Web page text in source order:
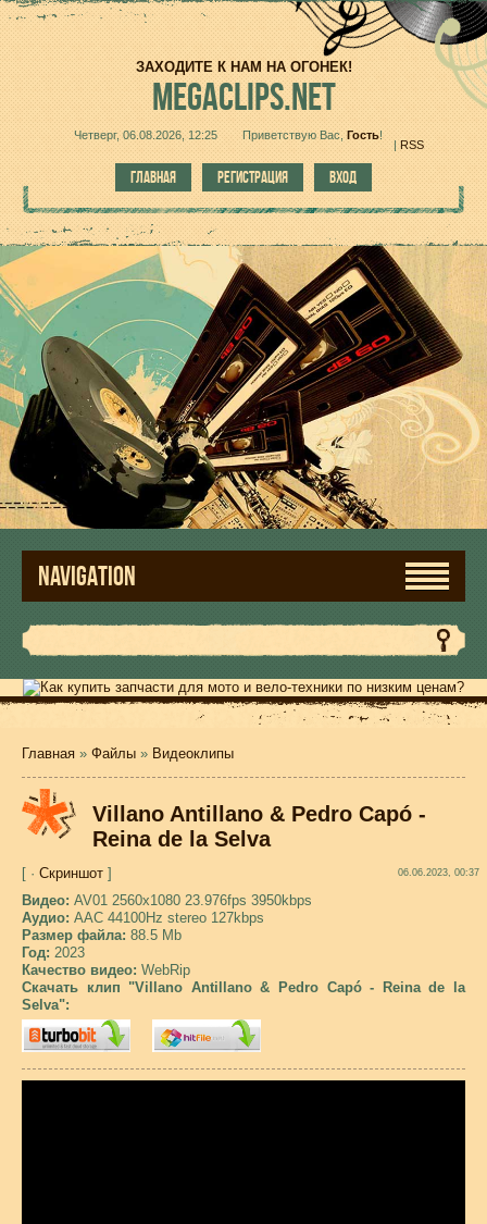
ЗАХОДИТЕ К НАМ НА ОГОНЕК!
MEGACLIPS.NET
Четверг, 06.08.2026, 12:25 Приветствую Вас Гость!
|RSS
ГЛАВНАЯ РЕГИСТРАЦИЯ ВХОД
NAVIGATION
Главная » Файлы » Видеоклипы
Villano Antillano & Pedro Capó -
Reina de la Selva
[ · Скриншот ] 06.06.2023, 00:37
Видео: AV01 2560x1080 23.976fps 3950kbps
Аудио: AAC 44100Hz stereo 127kbps
Размер файла: 88.5 Mb
Год: 2023
Качество видео: WebRip
Скачать клип "Villano Antillano & Pedro Capó - Reina de la
Selva":